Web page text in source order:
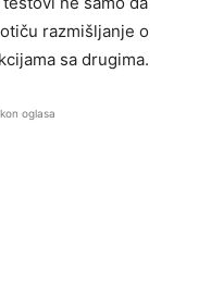
razmišljanje o
sa drugima.
oglasa